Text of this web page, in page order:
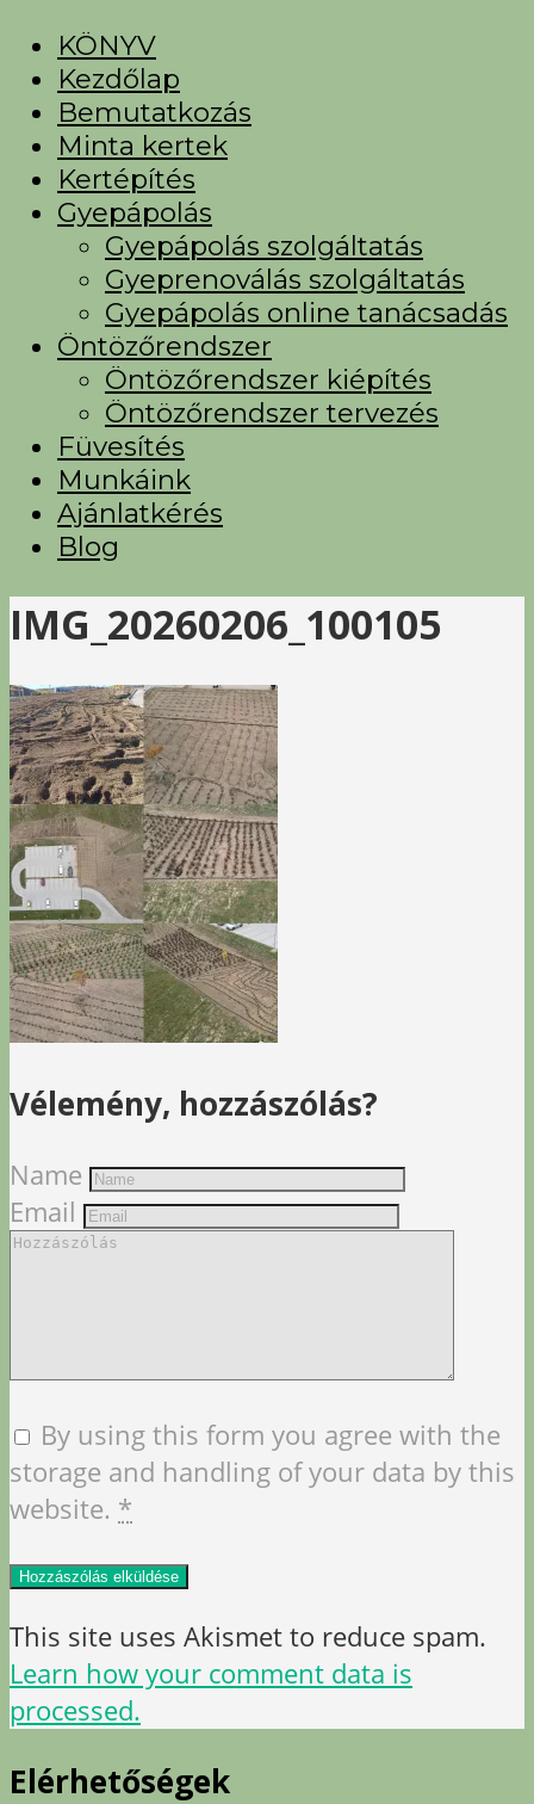
KÖNYV
Kezdőlap
Bemutatkozás
Minta kertek
Kertépítés
Gyepápolás
Gyepápolás szolgáltatás
Gyeprenoválás szolgáltatás
Gyepápolás online tanácsadás
Öntözőrendszer
Öntözőrendszer kiépítés
Öntözőrendszer tervezés
Füvesítés
Munkáink
Ajánlatkérés
Blog
IMG_20260206_100105
Vélemény, hozzászólás?
Name
Email
By using this form you agree with the
storage and handling of your data by this
website. *
This site uses Akismet to reduce spam.
Learn how your comment data is
processed.
Elérhetőségek